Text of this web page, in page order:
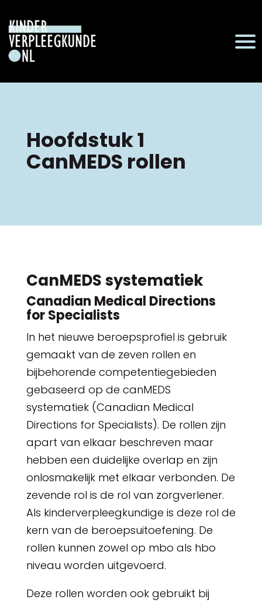
Hoofdstuk 1
CanMEDS rollen
CanMEDS systematiek
Canadian Medical Directions
for Specialists
In het nieuwe beroepsprofiel is gebruik
gemaakt van de zeven rollen en
bijbehorende competentiegebieden
gebaseerd op de canMEDS
systematiek (Canadian Medical
Directions for Specialists). De rollen zijn
apart van elkaar beschreven maar
hebben een duidelijke overlap en zijn
onlosmakelijk met elkaar verbonden. De
zevende rol is de rol van zorgverlener.
Als kinderverpleegkundige is deze rol de
kern van de beroepsuitoefening. De
rollen kunnen zowel op mbo als hbo
niveau worden uitgevoerd.
Deze rollen worden ook gebruikt bij